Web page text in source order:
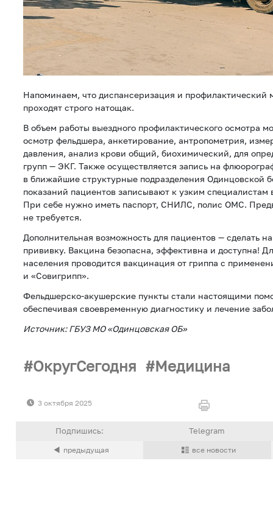
Напоминаем, что диспансеризация и профилактический
проходят строго натощак.
В объем работы выездного профилактического осмотра
осмотр фельдшера, анкетирование, антропометрия,
давления, анализ крови общий, биохимический, для
групп — ЭКГ. Также осуществляется запись на
в ближайшие структурные подразделения Одинцовской
показаний пациентов записывают к узким специалистам
При себе нужно иметь паспорт, СНИЛС, полис ОМС.
не требуется.
Дополнительная возможность для пациентов — сделать
прививку. Вакцина безопасна, эффективна и доступна!
населения проводится вакцинация от гриппа с
и «Совигрипп».
Фельдшерско-акушерские пункты стали настоящими
обеспечивая своевременную диагностику и лечение
Источник: ГБУЗ МО «Одинцовская ОБ»
ОкругСегодня Медицина
3 октября 2025